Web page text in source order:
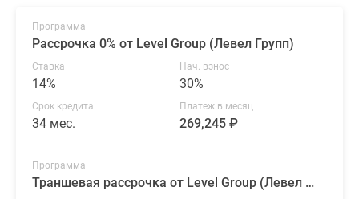
Программа
Рассрочка 0% от Level Group (Левел Групп)
Ставка
14%
Нач. взнос
30%
Срок кредита
34 мес.
Платеж в месяц
269,245 ₽
Программа
Траншевая рассрочка от Level Group (Левел Групп)